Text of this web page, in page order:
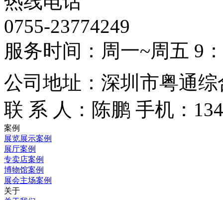
0755-23774249
服务时间：周一~周五 9
公司地址：深圳市粤通综
联 系 人：陈鹏 手机：
案例
展览展示案例
展厅案例
专卖店案例
博物馆案例
展会主场案例
关于